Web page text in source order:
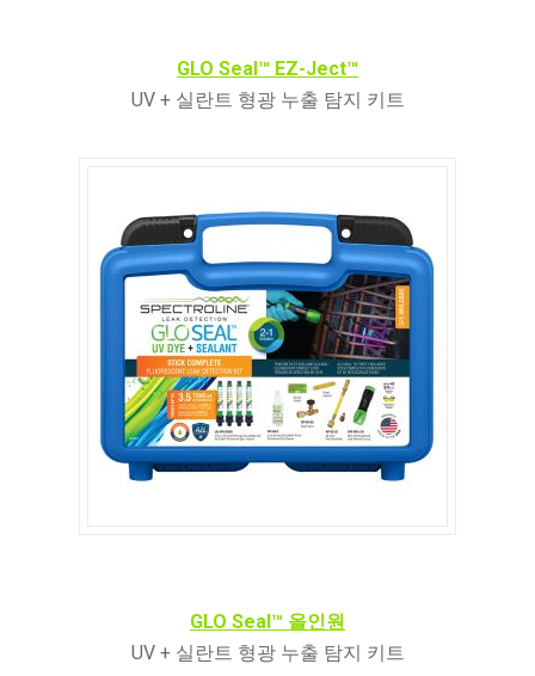
GLO Seal™ EZ-Ject™
UV + 실란트 형광 누출 탐지 키트
GLO Seal™ 올인원
UV + 실란트 형광 누출 탐지 키트